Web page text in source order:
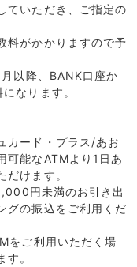
ていただき、ご指定の
料がかかりますので予
以降、BANK口座か
なります。
カード・プラス/あお
可能なATMより1日あ
けます。
円未満のお引き出
グの振込をご利用くだ
をご利用いただく場
。